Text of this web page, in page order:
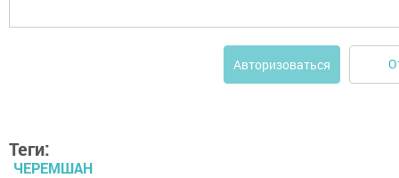
Авторизоваться
Теги:
ЧЕРЕМШАН